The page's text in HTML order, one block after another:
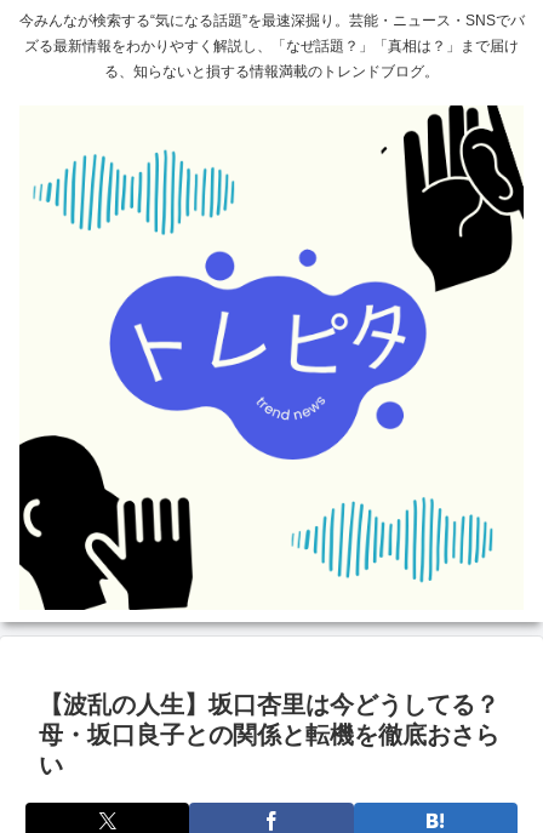
今みんなが検索する“気になる話題”を最速深掘り。芸能・ニュース・SNSでバ
ズる最新情報をわかりやすく解説し、「なぜ話題？」「真相は？」まで届け
る、知らないと損する情報満載のトレンドブログ。
【波乱の人生】坂口杏里は今どうしてる？
母・坂口良子との関係と転機を徹底おさら
い